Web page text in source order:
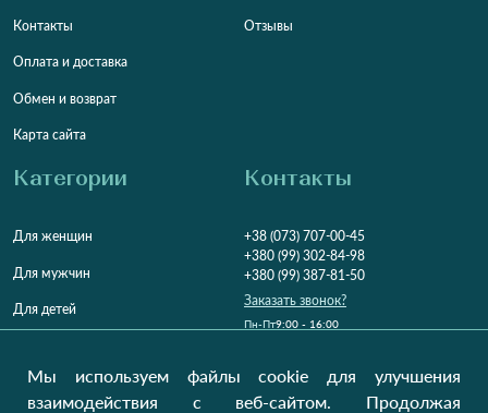
Контакты
Оплата и доставка
Обмен и возврат
Карта сайта
Отзывы
Категории
Для женщин
Для мужчин
Для детей
Контакты
+38 (073) 707-00-45
+380 (99) 302-84-98
+380 (99) 387-81-50
Заказать звонок?
Пн-Пт9:00 - 16:00
Україна, Луцьк, 43000
Мы используем файлы cookie для улучшения
взаимодействия с веб-сайтом. Продолжая